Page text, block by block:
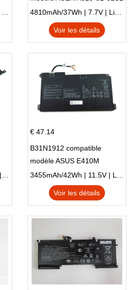
3770mAh/42Wh | 11.25v | Li-ion ...
N17Q1 SERIES
4810mAh/37Wh | 7.7V | Li-ion ...
Voir les détails
3653mAh/42WH | 11.52V | Li-ion ...
€ 47.14
B31N1912 compatible
modèle ASUS E410M
E410MA L410MA
3455mAh/42Wh | 11.5V | Li-ion ...
Voir les détails